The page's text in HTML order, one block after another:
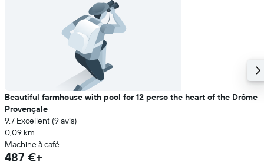
Beautiful farmhouse with pool for 12 perso the heart of the Drôme
Provençale
9.7 Excellent (9 avis)
0,09 km
Machine à café
487 €+